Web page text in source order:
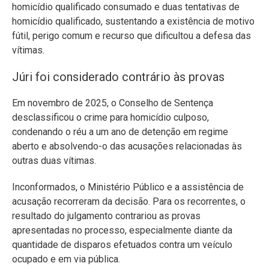
homicídio qualificado consumado e duas tentativas de
homicídio qualificado, sustentando a existência de motivo
fútil, perigo comum e recurso que dificultou a defesa das
vítimas.
Júri foi considerado contrário às provas
Em novembro de 2025, o Conselho de Sentença
desclassificou o crime para homicídio culposo,
condenando o réu a um ano de detenção em regime
aberto e absolvendo-o das acusações relacionadas às
outras duas vítimas.
Inconformados, o Ministério Público e a assistência de
acusação recorreram da decisão. Para os recorrentes, o
resultado do julgamento contrariou as provas
apresentadas no processo, especialmente diante da
quantidade de disparos efetuados contra um veículo
ocupado e em via pública.